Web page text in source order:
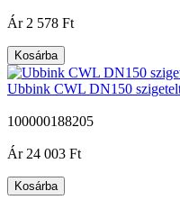
Ár 2 578 Ft
Kosárba
Ubbink CWL DN150
100000188205
Ár 24 003 Ft
Kosárba